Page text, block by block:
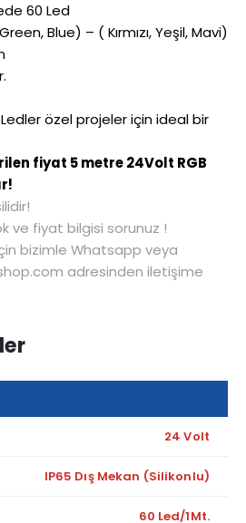
60 Led
Blue) – ( Kırmızı, Yeşil, Mavi)
özel projeler için ideal bir
fiyat 5 metre 24Volt RGB
ve fiyat bilgisi sorunuz !
için bizimle Whatsapp veya
adresinden iletişime
24 Volt
IP65 Dış Mekan (Silikonlu)
60 Led/1Mt.